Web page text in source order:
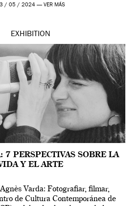
/ 05 / 2024 — VER MÁS
EXHIBITION
7 PERSPECTIVAS SOBRE LA
Y EL ARTE
Varda: Fotografiar, filmar,
de Cultura Contemporánea de